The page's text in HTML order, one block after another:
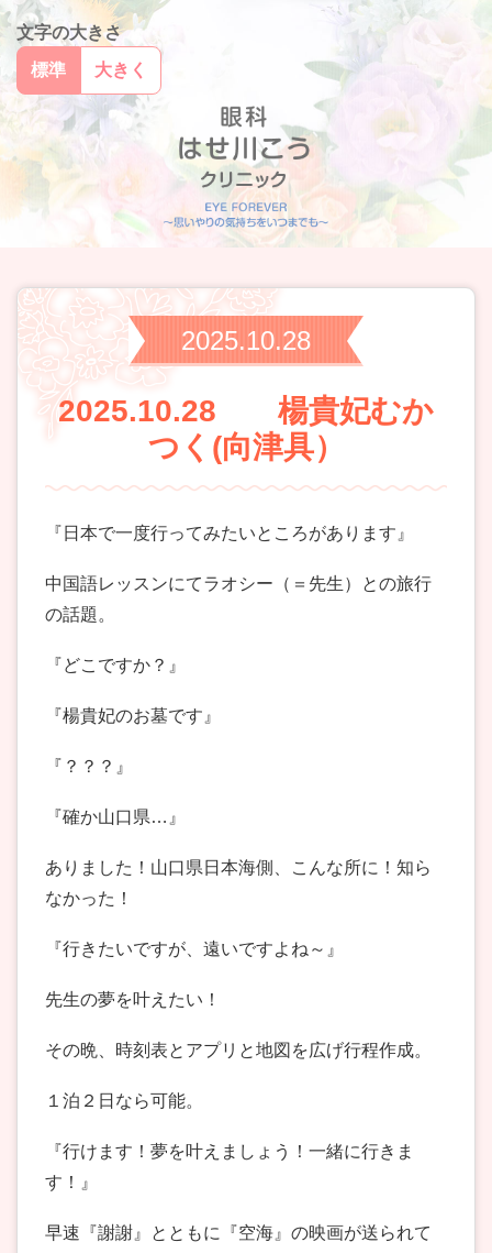
文字の大きさ
標準
大きく
2025.10.28
2025.10.28 楊貴妃むか
つく(向津具）
『日本で一度行ってみたいところがあります』
中国語レッスンにてラオシー（＝先生）との旅行
の話題。
『どこですか？』
『楊貴妃のお墓です』
『？？？』
『確か山口県…』
ありました！山口県日本海側、こんな所に！知ら
なかった！
『行きたいですが、遠いですよね～』
先生の夢を叶えたい！
その晩、時刻表とアプリと地図を広げ行程作成。
１泊２日なら可能。
『行けます！夢を叶えましょう！一緒に行きま
す！』
早速『謝謝』とともに『空海』の映画が送られて